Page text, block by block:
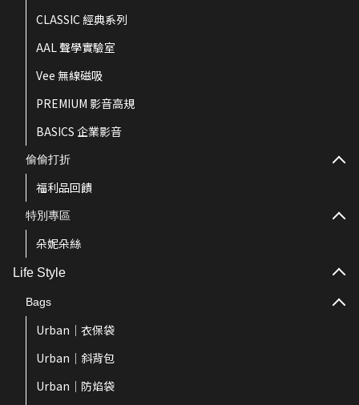
CLASSIC 經典系列
AAL 聲學實驗室
Vee 無線磁吸
PREMIUM 影音高規
BASICS 企業影音
偷偷打折
福利品回饋
特別專區
朵妮朵絲
Life Style
Bags
Urban｜衣保袋
Urban｜斜背包
Urban｜防焰袋